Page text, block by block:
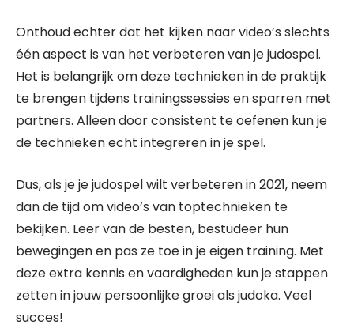
Onthoud echter dat het kijken naar video’s slechts
één aspect is van het verbeteren van je judospel.
Het is belangrijk om deze technieken in de praktijk
te brengen tijdens trainingssessies en sparren met
partners. Alleen door consistent te oefenen kun je
de technieken echt integreren in je spel.
Dus, als je je judospel wilt verbeteren in 2021, neem
dan de tijd om video’s van toptechnieken te
bekijken. Leer van de besten, bestudeer hun
bewegingen en pas ze toe in je eigen training. Met
deze extra kennis en vaardigheden kun je stappen
zetten in jouw persoonlijke groei als judoka. Veel
succes!